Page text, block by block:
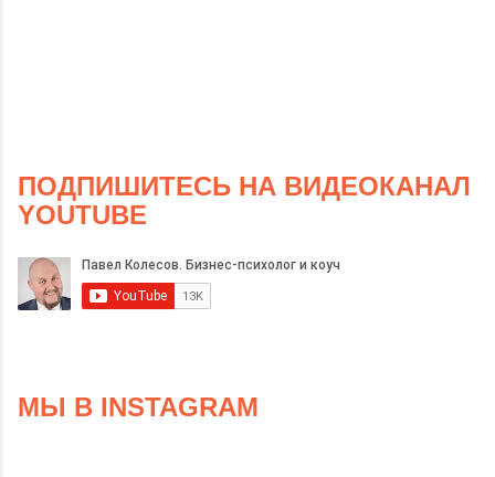
ПОДПИШИТЕСЬ НА ВИДЕОКАНАЛ
YOUTUBE
МЫ В INSTAGRAM